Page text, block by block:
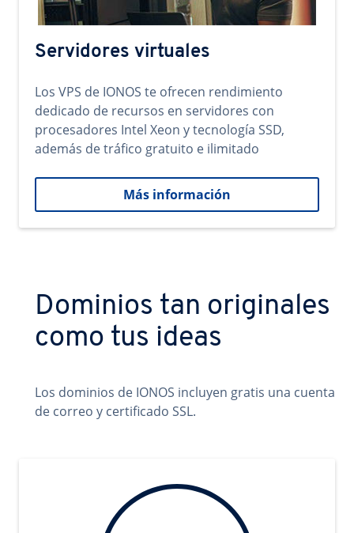
Servidores virtuales
Los VPS de IONOS te ofrecen rendimiento
dedicado de recursos en servidores con
procesadores Intel Xeon y tecnología SSD,
además de tráfico gratuito e ilimitado
Más información
Dominios tan originales
como tus ideas
Los dominios de IONOS incluyen gratis una cuenta
de correo y certificado SSL.